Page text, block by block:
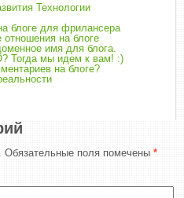
Технологии
блоге для фрилансера
на блоге
имя для блога.
Тогда мы идем к вам! :)
на блоге?
Обязательные поля помечены *